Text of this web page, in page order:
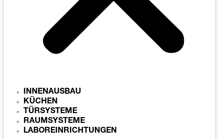
INNENAUSBAU
KÜCHEN
TÜRSYSTEME
RAUMSYSTEME
LABOREINRICHTUNGEN